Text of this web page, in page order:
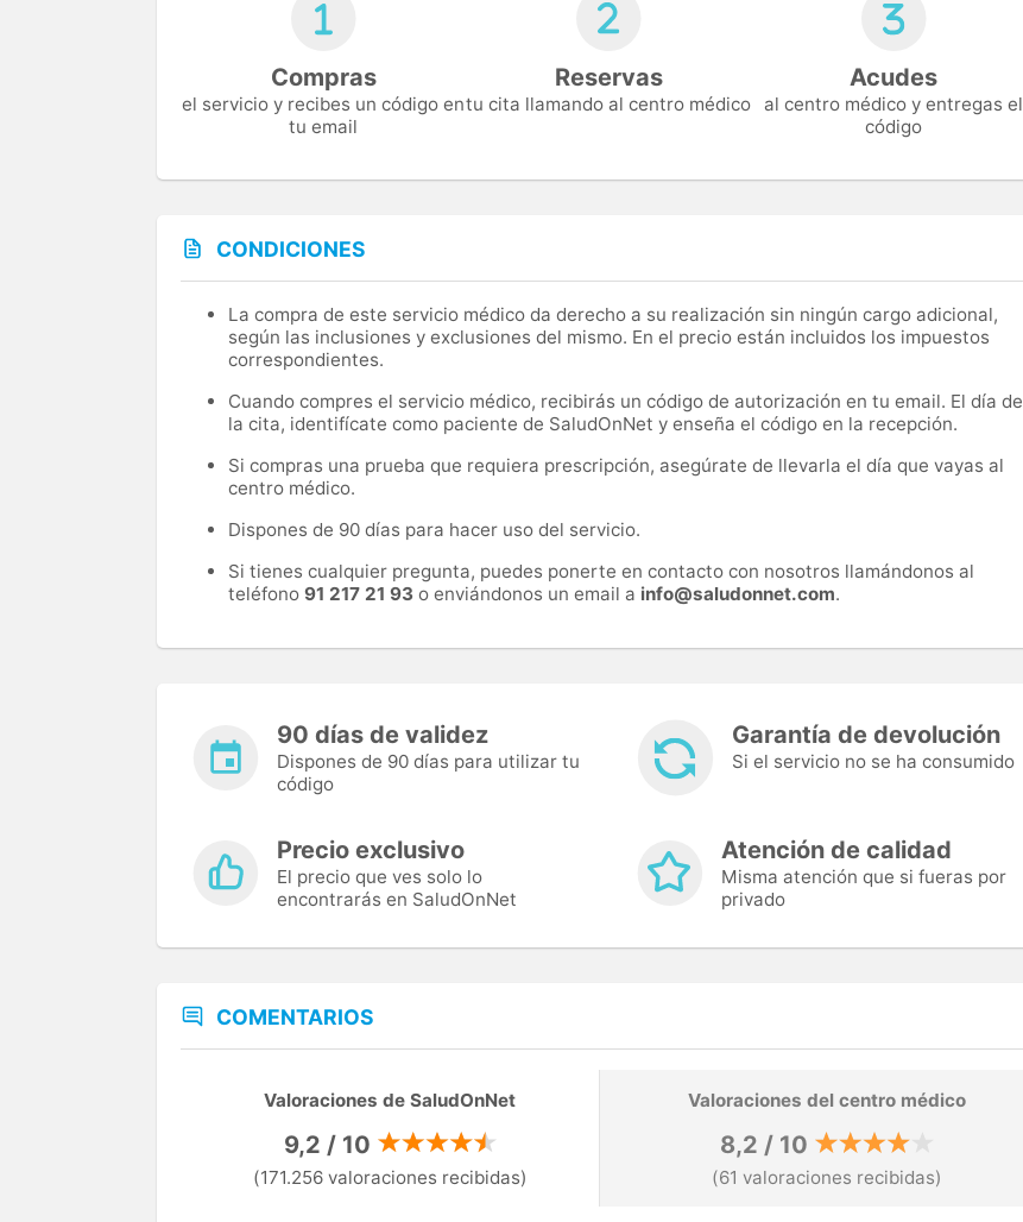
Compras
el servicio y recibes un código en
tu email
Reservas
tu cita llamando al centro médico
Acudes
al centro médico y entregas el
código
CONDICIONES
La compra de este servicio médico da derecho a su realización sin ningún cargo adicional,
según las inclusiones y exclusiones del mismo. En el precio están incluidos los impuestos
correspondientes.
Cuando compres el servicio médico, recibirás un código de autorización en tu email. El día de
la cita, identifícate como paciente de SaludOnNet y enseña el código en la recepción.
Si compras una prueba que requiera prescripción, asegúrate de llevarla el día que vayas al
centro médico.
Dispones de 90 días para hacer uso del servicio.
Si tienes cualquier pregunta, puedes ponerte en contacto con nosotros llamándonos al
teléfono 91 217 21 93 o enviándonos un email a info@saludonnet.com.
90 días de validez
Dispones de 90 días para utilizar tu
código
Garantía de devolución
Si el servicio no se ha consumido
Precio exclusivo
El precio que ves solo lo
encontrarás en SaludOnNet
Atención de calidad
Misma atención que si fueras por
privado
COMENTARIOS
Valoraciones de SaludOnNet
9,2 / 10
(171.256 valoraciones recibidas)
Valoraciones del centro médico
8,2 / 10
(61 valoraciones recibidas)